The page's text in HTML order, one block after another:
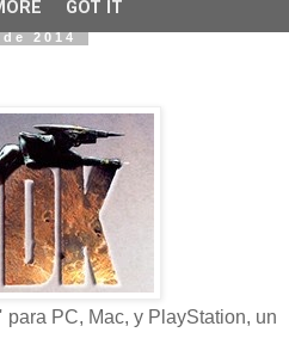
2014
PC, Mac, y PlayStation, un
GOT IT